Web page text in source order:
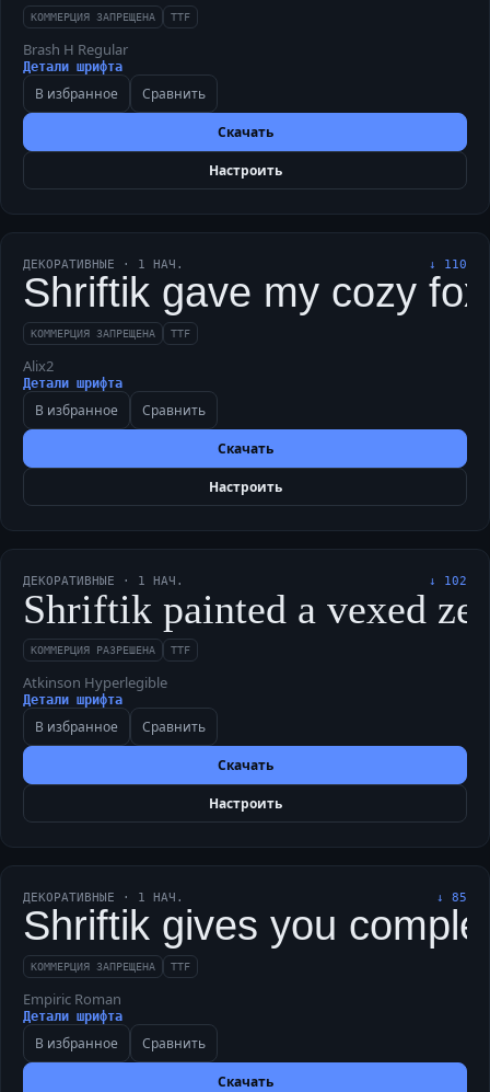
КОММЕРЦИЯ ЗАПРЕЩЕНА TTF
Brash H Regular
Детали шрифта
В избранное Сравнить
Скачать
Настроить
ДЕКОРАТИВНЫЕ · 1 НАЧ. ↓ 110
Shriftik gave my cozy
КОММЕРЦИЯ ЗАПРЕЩЕНА TTF
Alix2
Детали шрифта
В избранное Сравнить
Скачать
Настроить
ДЕКОРАТИВНЫЕ · 1 НАЧ. ↓ 102
Shriftik painted a vexed
КОММЕРЦИЯ РАЗРЕШЕНА TTF
Atkinson Hyperlegible
Детали шрифта
В избранное Сравнить
Скачать
Настроить
ДЕКОРАТИВНЫЕ · 1 НАЧ. ↓ 85
Shriftik gives you
КОММЕРЦИЯ ЗАПРЕЩЕНА TTF
Empiric Roman
Детали шрифта
В избранное Сравнить
Скачать